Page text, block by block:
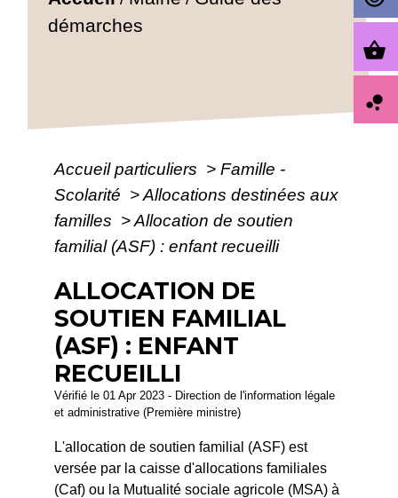
démarches
Accueil particuliers > Famille -
Scolarité >Allocations destinées aux
familles >Allocation de soutien
familial (ASF) : enfant recueilli
ALLOCATION DE
SOUTIEN FAMILIAL
(ASF) : ENFANT
RECUEILLI
Vérifié le 01 Apr 2023 - Direction de l'information légale
et administrative (Première ministre)
L'allocation de soutien familial (ASF) est
versée par la caisse d'allocations familiales
(Caf) ou la Mutualité sociale agricole (MSA) à
shopping_basket
bubble_chart